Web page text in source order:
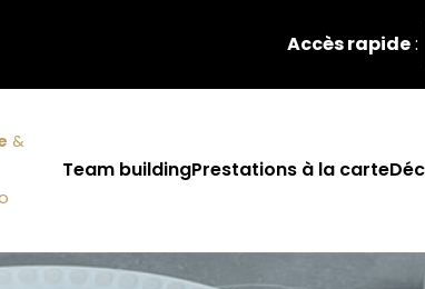
Accès rapide:
&
Team buildingPrestations à la carte